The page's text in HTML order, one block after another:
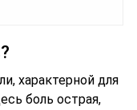
характерной для
боль острая,